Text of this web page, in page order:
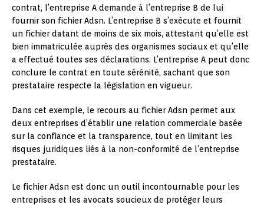
contrat, l’entreprise A demande à l’entreprise B de lui
fournir son fichier Adsn. L’entreprise B s’exécute et fournit
un fichier datant de moins de six mois, attestant qu’elle est
bien immatriculée auprès des organismes sociaux et qu’elle
a effectué toutes ses déclarations. L’entreprise A peut donc
conclure le contrat en toute sérénité, sachant que son
prestataire respecte la législation en vigueur.
Dans cet exemple, le recours au fichier Adsn permet aux
deux entreprises d’établir une relation commerciale basée
sur la confiance et la transparence, tout en limitant les
risques juridiques liés à la non-conformité de l’entreprise
prestataire.
Le fichier Adsn est donc un outil incontournable pour les
entreprises et les avocats soucieux de protéger leurs